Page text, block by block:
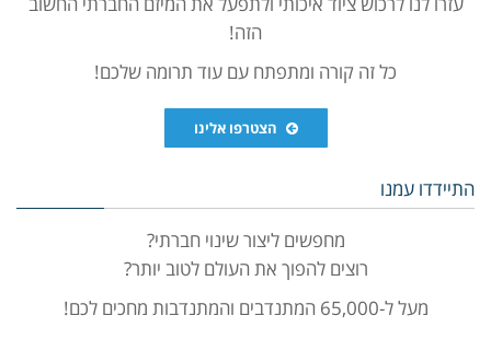
הזה!
כל זה קורה ומתפתח עם עוד תרומה שלכם!
הצטרפו אלינו
התיידדו עמנו
מחפשים ליצור שינוי חברתי?
רוצים להפוך את העולם לטוב יותר?
מעל ל-65,000 המתנדבים והמתנדבות מחכים לכם!